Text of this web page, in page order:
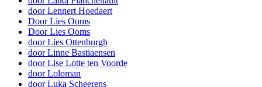
door Lennert Hoedaert
Door Lies Ooms
Door Lies Ooms
door Lies Ottenburgh
door Linne Bastiaensen
door Lise Lotte ten Voorde
door Loloman
door Luka Scheerens